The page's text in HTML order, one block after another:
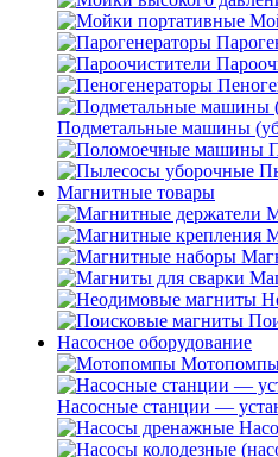
Подметальные машины
Магнитные товары
Насосное оборудование
Насосные станции —